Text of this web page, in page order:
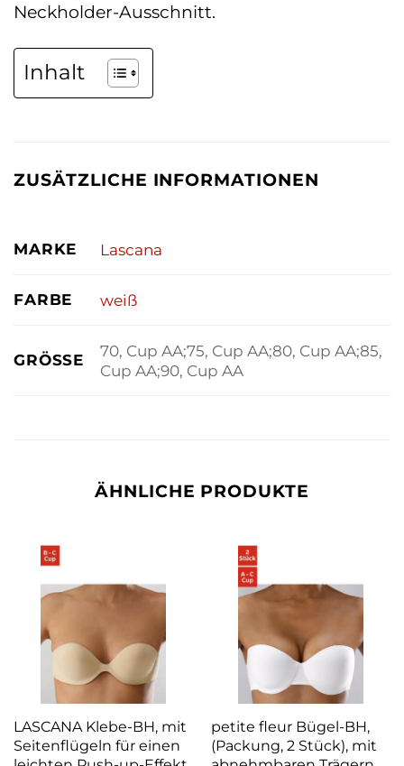
Neckholder-Ausschnitt.
Inhalt
ZUSÄTZLICHE INFORMATIONEN
MARKE Lascana
FARBE weiß
GRÖSSE
70, Cup AA;75, Cup AA;80, Cup AA;85,
Cup AA;90, Cup AA
ÄHNLICHE PRODUKTE
LASCANA Klebe-BH, mit
Seitenflügeln für einen
petite fleur Bügel-BH,
(Packung, 2 Stück), mit